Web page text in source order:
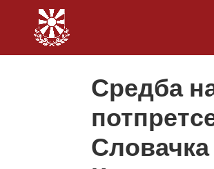
Средба